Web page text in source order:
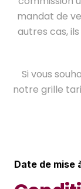
mandat de
autres cas,
Si vous
notre grille
Date de mise